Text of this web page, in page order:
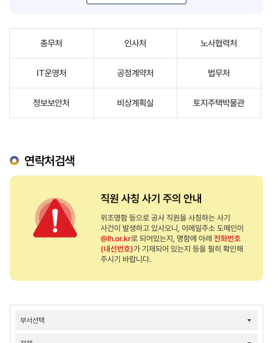
총무처 인사처 노사협력처
IT운영처 공정계약처 법무처
정보보안처 비상계획실 토지주택박물관
연락처검색
직원 사칭 사기 주의 안내
위조명함 등으로 공사 직원을 사칭하는 사기
사건이 발생하고 있사오니, 이메일주소 도메인이
@lh.or.kr로 되어있는지, 명함에 아래 전화번호
(내선번호)가 기재되어 있는지 등을 필히 확인해
주시기 바랍니다.
결과